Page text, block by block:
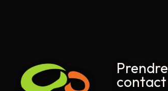
Prendre
contact